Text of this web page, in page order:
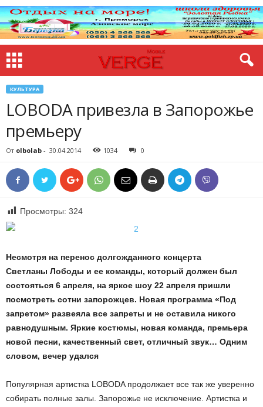
КУЛЬТУРА
LOBODA привезла в Запорожье
премьеру
От olbolab - 30.04.2014 1034 0
Просмотры: 324
Несмотря на перенос долгожданного концерта
Светланы Лободы и ее команды, который должен был
состояться 6 апреля, на яркое шоу 22 апреля пришли
посмотреть сотни запорожцев. Новая программа «Под
запретом» развеяла все запреты и не оставила никого
равнодушным. Яркие костюмы, новая команда, премьера
новой песни, качественный свет, отличный звук… Одним
словом, вечер удался
Популярная артистка LOBODA продолжает все так же уверенно
собирать полные залы. Запорожье не исключение. Артистка и